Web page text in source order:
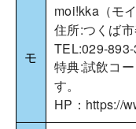
モ
moi!kka（モイ
住所:つくば
TEL:029-
特典:試飲コ
す。
HP： https://